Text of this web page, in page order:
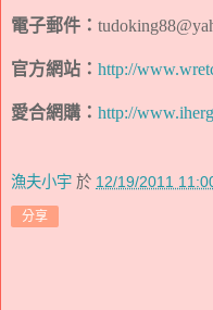
電子郵件：
官方網站： http://
愛合網購： http://
漁夫小宇 於 12/19/2011
分享